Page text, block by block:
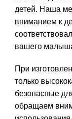
детей. Наша
вниманием к
вашего
При
только
безопасные
обращаем